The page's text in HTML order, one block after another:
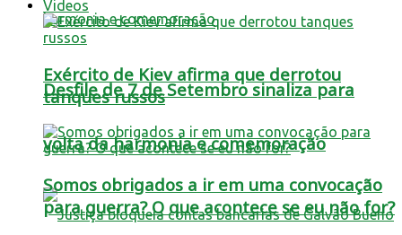
Desfile de 7 de Setembro sinaliza para
volta da harmonia e comemoração
Videos
Exército de Kiev afirma que derrotou
tanques russos
Somos obrigados a ir em uma convocação
para guerra? O que acontece se eu não for?